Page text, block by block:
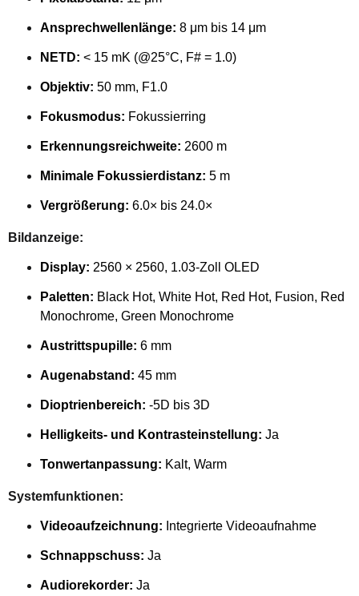
Ansprechwellenlänge: 8 μm bis 14 μm
NETD: < 15 mK (@25°C, F# = 1.0)
Objektiv: 50 mm, F1.0
Fokusmodus: Fokussierring
Erkennungsreichweite: 2600 m
Minimale Fokussierdistanz: 5 m
Vergrößerung: 6.0× bis 24.0×
Bildanzeige:
Display: 2560 × 2560, 1.03-Zoll OLED
Paletten: Black Hot, White Hot, Red Hot, Fusion, Red
Monochrome, Green Monochrome
Austrittspupille: 6 mm
Augenabstand: 45 mm
Dioptrienbereich: -5D bis 3D
Helligkeits- und Kontrasteinstellung: Ja
Tonwertanpassung: Kalt, Warm
Systemfunktionen:
Videoaufzeichnung: Integrierte Videoaufnahme
Schnappschuss: Ja
Audiorekorder: Ja